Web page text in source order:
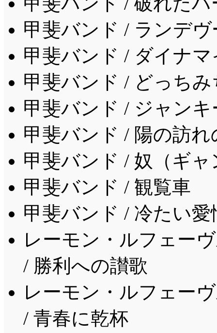
甲斐バンド / ランデヴ
甲斐バンド / ダイナマ
甲斐バンド / どっち
甲斐バンド / ジャン
甲斐バンド / 陽の訪
甲斐バンド / 奴（ギ
甲斐バンド / 観覧車
甲斐バンド / 冷たい愛
レーモン・ルフェー
/ 勝利への讃歌
レーモン・ルフェー
/ 青春に乾杯